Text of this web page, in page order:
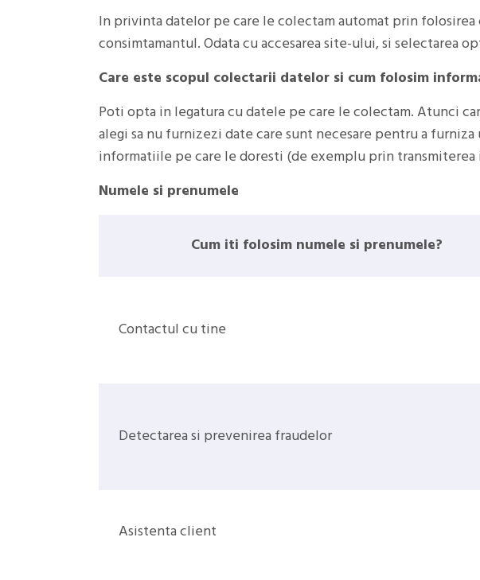
In privinta datelor pe care le colectam automat prin
consimtamantul. Odata cu accesarea site-ului, si selectarea
Care este scopul colectarii datelor si cum folosim
Poti opta in legatura cu datele pe care le colectam. Atunci
alegi sa nu furnizezi date care sunt necesare pentru a
informatiile pe care le doresti (de exemplu prin
Numele si prenumele
Cum iti folosim numele si prenumele?
Contactul cu tine
Detectarea si prevenirea fraudelor
Asistenta client